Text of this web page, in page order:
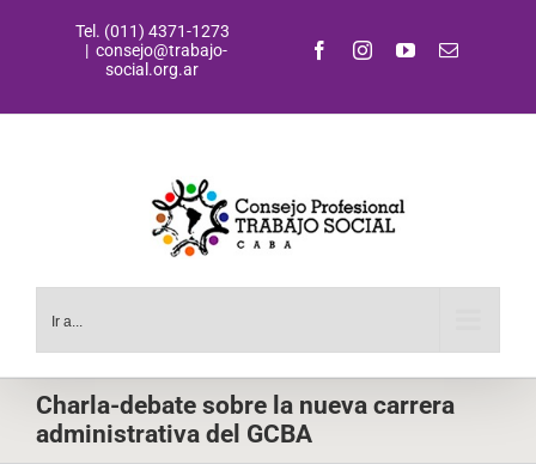
Tel. (011) 4371-1273
| consejo@trabajo-
social.org.ar
FacebookInstagramYouTubeCorreo
Ir a...
Charla-debate sobre la nueva carrera
administrativa del GCBA